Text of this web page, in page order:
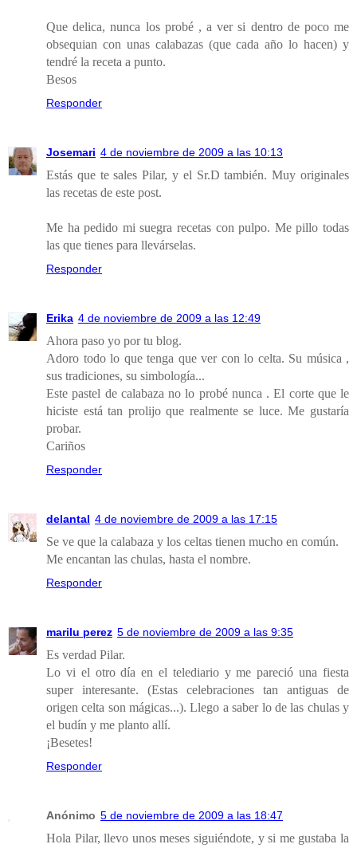
Que delica, nunca los probé , a ver si dentro de poco me
obsequian con unas calabazas (que cada año lo hacen) y
tendré la receta a punto.
Besos
Responder
Josemari 4 de noviembre de 2009 a las 10:13
Estás que te sales Pilar, y el Sr.D también. Muy originales
las recetas de este post.
Me ha pedido mi suegra recetas con pulpo. Me pillo todas
las que tienes para llevárselas.
Responder
Erika 4 de noviembre de 2009 a las 12:49
Ahora paso yo por tu blog.
Adoro todo lo que tenga que ver con lo celta. Su música ,
sus tradiciones, su simbología...
Este pastel de calabaza no lo probé nunca . El corte que le
hiciste está tan prolijo que realmente se luce. Me gustaría
probar.
Cariños
Responder
delantal 4 de noviembre de 2009 a las 17:15
Se ve que la calabaza y los celtas tienen mucho en común.
Me encantan las chulas, hasta el nombre.
Responder
marilu perez 5 de noviembre de 2009 a las 9:35
Es verdad Pilar.
Lo vi el otro día en el telediario y me pareció una fiesta
super interesante. (Estas celebraciones tan antiguas de
origen celta son mágicas...). Llego a saber lo de las chulas y
el budín y me planto allí.
¡Besetes!
Responder
Anónimo 5 de noviembre de 2009 a las 18:47
Hola Pilar, llevo unos meses siguiéndote, y si me gustaba la